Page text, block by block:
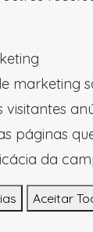
marketing
visitantes
páginas
da
Aceitar